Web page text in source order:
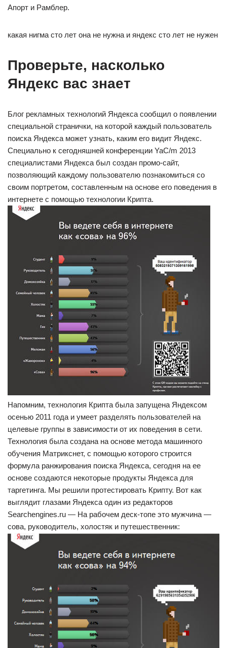
Апорт и Рамблер.
какая нигма сто лет она не нужна и яндекс сто лет не нужен
Проверьте, насколько
Яндекс вас знает
Блог рекламных технологий Яндекса сообщил о появлении
специальной странички, на которой каждый пользователь
поиска Яндекса может узнать, каким его видит Яндекс.
Специально к сегодняшней конференции YaC/m 2013
специалистами Яндекса был создан промо-сайт,
позволяющий каждому пользователю познакомиться со
своим портретом, составленным на основе его поведения в
интернете с помощью технологии Крипта.
Напомним, технология Крипта была запущена Яндексом
осенью 2011 года и умеет разделять пользователей на
целевые группы в зависимости от их поведения в сети.
Технология была создана на основе метода машинного
обучения Матрикснет, с помощью которого строится
формула ранжирования поиска Яндекса, сегодня на ее
основе создаются некоторые продукты Яндекса для
таргетинга. Мы решили протестировать Крипту. Вот как
выглядит глазами Яндекса один из редакторов
Searchengines.ru — На рабочем деск-топе это мужчина —
сова, руководитель, холостяк и путешественник: